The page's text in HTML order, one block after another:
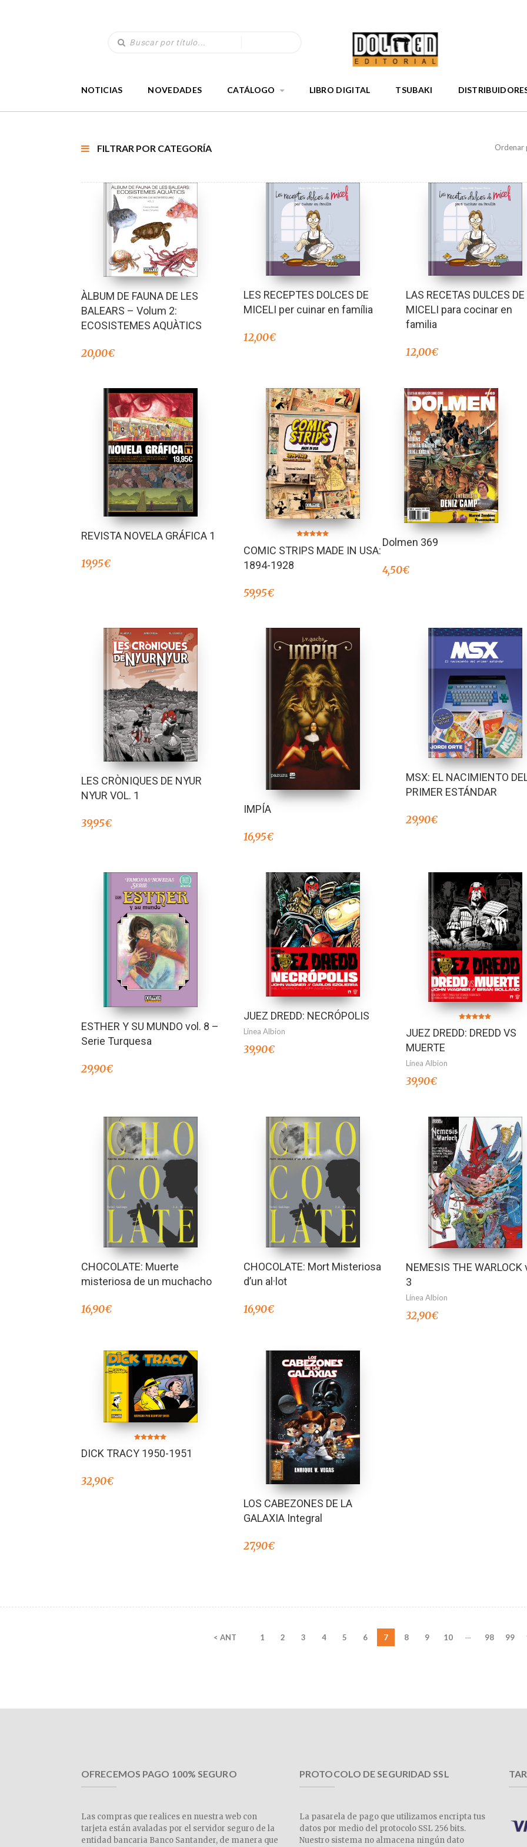
NOTICIAS NOVEDADES CATÁLOGO LIBRO DIGITAL TSUBAKI
FILTRAR POR CATEGORÍA Ordenar
ÀLBUM DE FAUNA DE LES
BALEARS – Volum 2:
ECOSISTEMES AQUÀTICS
20,00€
LES RECEPTES DOLCES DE
MICELI per cuinar en família
12,00€
LAS RECETAS DULCES DE
MICELI para cocinar en
familia
12,00€
REVISTA NOVELA GRÁFICA 1
19,95€
5.00
de 5
COMIC STRIPS MADE IN USA:
1894-1928
59,95€
Dolmen 369
4,50€
LES CRÒNIQUES DE NYUR
NYUR VOL. 1
39,95€
IMPÍA
16,95€
MSX: EL NACIMIENTO
PRIMER ESTÁNDAR
29,90€
ESTHER Y SU MUNDO vol. 8 –
Serie Turquesa
29,90€
JUEZ DREDD: NECRÓPOLIS
Línea Albion
39,90€
5.00
de 5
JUEZ DREDD: DREDD VS
MUERTE
Línea Albion
39,90€
CHOCOLATE: Muerte
misteriosa de un muchacho
16,90€
CHOCOLATE: Mort Misteriosa
d’un al·lot
16,90€
NEMESIS THE WARLOCK
3
Línea Albion
32,90€
5.00
de 5
DICK TRACY 1950-1951
32,90€
LOS CABEZONES DE LA
GALAXIA Integral
27,90€
< ANT 1 2 3 4 5 6 7 8 9 10 … 98 99
OFRECEMOS PAGO 100% SEGURO
Las compras que realices en nuestra web con
tarjeta están avaladas por el servidor seguro de la
entidad bancaria Banco Santander, de manera que
PROTOCOLO DE SEGURIDAD SSL
La pasarela de pago que utilizamos encripta tus
datos por medio del protocolo SSL 256 bits.
Nuestro sistema no almacena ningún dato